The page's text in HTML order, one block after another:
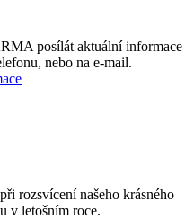
posílát aktuální informace
nebo na e-mail.
rozsvícení našeho krásného
v letošním roce.